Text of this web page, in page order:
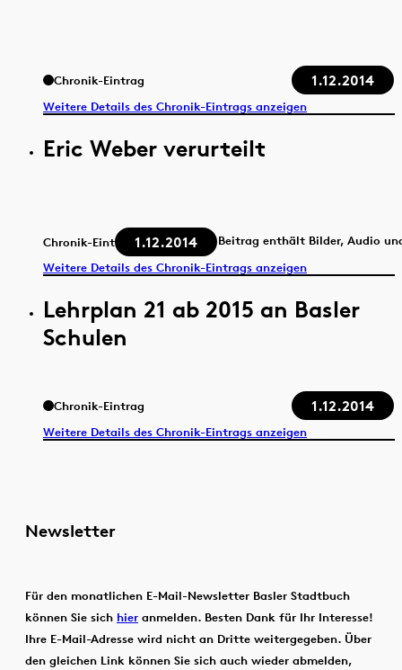
Chronik-Eintrag 1.12.2014
Weitere Details des Chronik-Eintrags anzeigen
Eric Weber verurteilt
Chronik-Eintrag 1.12.2014
Beitrag enthält Bilder, Audio
Weitere Details des Chronik-Eintrags anzeigen
Lehrplan 21 ab 2015 an Basler
Schulen
Chronik-Eintrag 1.12.2014
Weitere Details des Chronik-Eintrags anzeigen
Newsletter
Für den monatlichen E-Mail-Newsletter Basler Stadtbuch
können Sie sich hier anmelden. Besten Dank für Ihr Interesse!
Ihre E-Mail-Adresse wird nicht an Dritte weitergegeben. Über
den gleichen Link können Sie sich auch wieder abmelden,